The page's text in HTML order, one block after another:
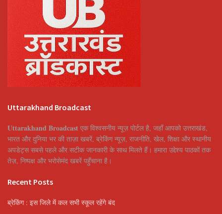
Uttarakhand Broadcast
Uttarakhand Broadcast एक विश्वसनीय न्यूज़ पोर्टल है, जहाँ आपको उत्तराखंड,
भारत और दुनिया भर की ताज़ा खबरें, ब्रेकिंग न्यूज़, राजनीति, खेल, शिक्षा और स्थानीय
अपडेट्स सबसे पहले और सटीक जानकारी के साथ मिलते हैं। हमारा उद्देश्य पाठकों तक
तेज़, निष्पक्ष और भरोसेमंद खबरें पहुँचाना है।
Recent Posts
ब्रेकिंग : इस जिले में कल सभी स्कूल रहेंगे बंद